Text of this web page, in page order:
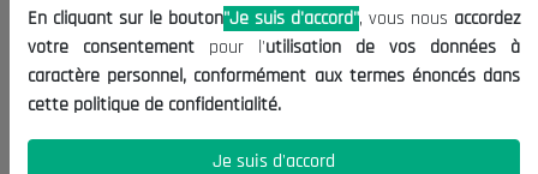
(+213) 021 98 01 00|01|02
contact@cnese.dz
Suggestions ou Initiatives ?
Newsletter
dernières nouvelles.
En cliquant sur le bouton"Je suis d'accord", vous nous accordez
votre consentement pour l'utilisation de vos données à
caractère personnel, conformément aux termes énoncés dans
cette politique de confidentialité.
Je suis d'accord